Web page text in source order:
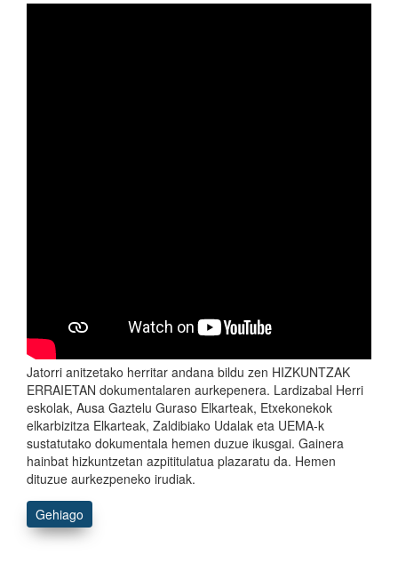
Jatorri anitzetako herritar andana bildu zen HIZKUNTZAK
ERRAIETAN dokumentalaren aurkepenera. Lardizabal Herri
eskolak, Ausa Gaztelu Guraso Elkarteak, Etxekonekok
elkarbizitza Elkarteak, Zaldibiako Udalak eta UEMA-k
sustatutako dokumentala hemen duzue ikusgai. Gainera
hainbat hizkuntzetan azpititulatua plazaratu da. Hemen
dituzue aurkezpeneko irudiak.
Gehiago